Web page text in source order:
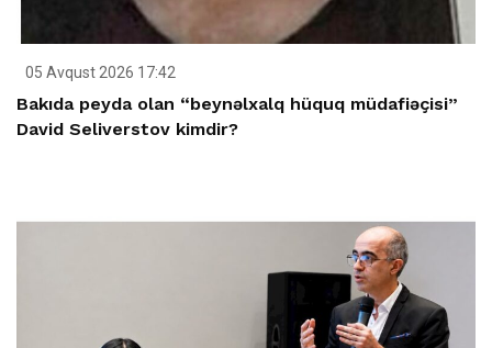
05 Avqust 2026 17:42
Bakıda peyda olan “beynəlxalq hüquq müdafiəçisi”
David Seliverstov kimdir?